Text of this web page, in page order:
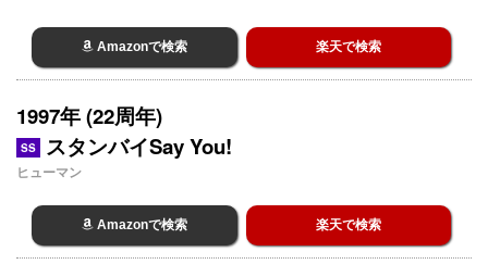
Amazonで検索 楽天で検索
1997年 (22周年)
SS スタンバイSay You!
ヒューマン
Amazonで検索 楽天で検索